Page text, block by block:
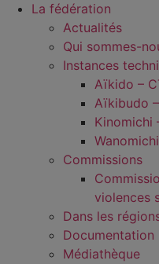
La fédération
Actualités
Qui sommes-
Instances
Aïkido –
Aïkibudo
Kinomichi
Commissions
violences
Dans les
Documentation
Médiathèque